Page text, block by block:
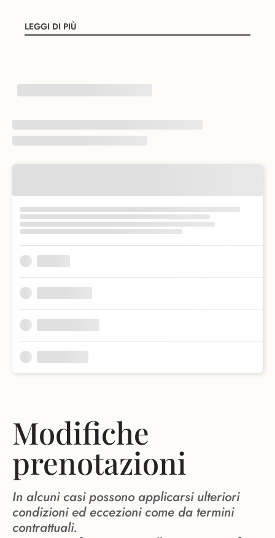
LEGGI DI PIÙ
Modifiche
prenotazioni
In alcuni casi possono applicarsi ulteriori
condizioni ed eccezioni come da termini
contrattuali.